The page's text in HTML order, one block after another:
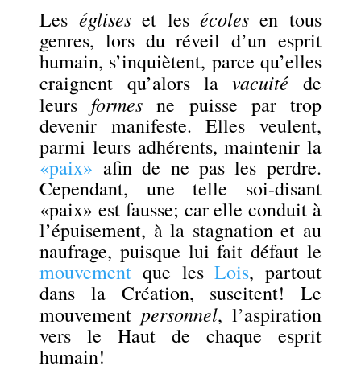
Les égliseset les écolesen tous
genres, lors du réveil d’un esprit
humain, s’inquiètent, parce qu’elles
craignent qu’alors lavacuité de
leurs formes ne puisse par trop
devenir manifeste. Elles veulent,
parmi leurs adhérents, maintenir la
«paix» afin de ne pas les perdre.
Cependant, une telle soi-disant
«paix» est fausse; car elle conduit à
l’épuisement, à la stagnation et au
naufrage, puisque lui fait défaut le
mouvement que lesLois, partout
dans la Création, suscitent! Le
mouvement personnel, l’aspiration
vers le Haut de chaque esprit
humain!